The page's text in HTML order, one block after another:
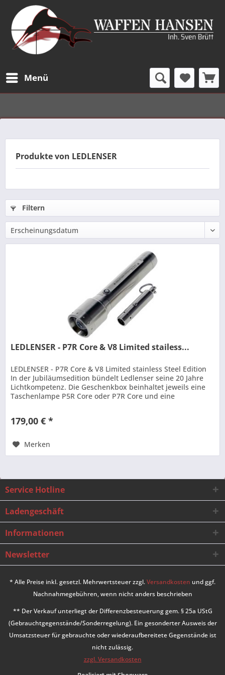
Menü
Produkte von LEDLENSER
Filtern
LEDLENSER - P7R Core & V8 Limited stailess...
LEDLENSER - P7R Core & V8 Limited stainless Steel Edition
In der Jubiläumsedition bündelt Ledlenser seine 20 Jahre
Lichtkompetenz. Die Geschenkbox beinhaltet jeweils eine
Taschenlampe P5R Core oder P7R Core und eine
179,00 € *
Merken
Service Hotline
Ladengeschäft
Informationen
Newsletter
* Alle Preise inkl. gesetzl. Mehrwertsteuer zzgl.Versandkosten und ggf.
Nachnahmegebühren, wenn nicht anders beschrieben
** Der Verkauf unterliegt der Differenzbesteuerung gem. § 25a UStG
(Gebrauchtgegenstände/Sonderregelung). Ein gesonderter Ausweis der
Umsatzsteuer für gebrauchte oder wiederaufbereitete Gegenstände ist
nicht zulässig.
zzgl. Versandkosten